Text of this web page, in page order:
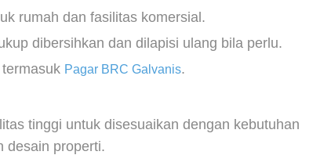
rumah dan fasilitas komersial.
dibersihkan dan dilapisi ulang bila perlu.
Pagar BRC Galvanis.
tinggi untuk disesuaikan dengan kebutuhan
desain properti.